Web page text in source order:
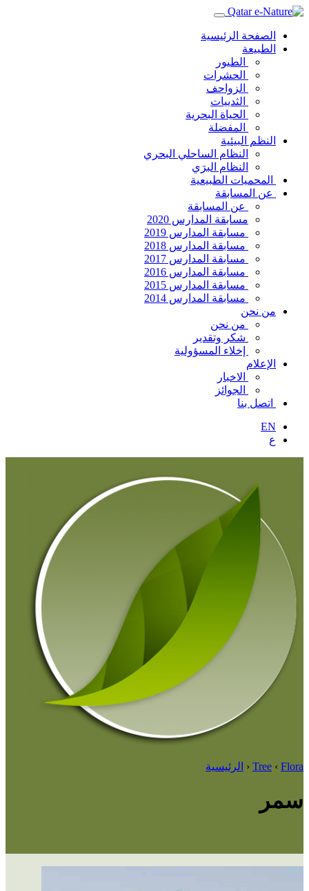
الصفحة الرئيسية
الطبيعة
الطيور
الحشرات
الزواحف
الثدييات
الحياة البحرية
المفضلة
النظم البيئية
النظام الساحلي البحري
النظام البرَي
المحميات الطبيعية
عن المسابقة
عن المسابقة
مسابقة المدارس 2020
مسابقة المدارس 2019
مسابقة المدارس 2018
مسابقة المدارس 2017
مسابقة المدارس 2016
مسابقة المدارس 2015
مسابقة المدارس 2014
من نحن
من نحن
شكر وتقدير
إخلاء المسؤولية
الإعلام
الاخبار
الجوائز
اتصل بنا
EN
ع
Tree ‹ Flora
‹ الرئيسية
سمر